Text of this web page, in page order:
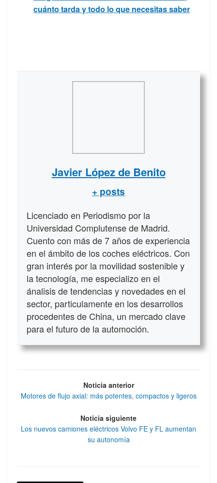
cuánto tarda y todo lo que necesitas saber
Javier López de Benito
+ posts
Licenciado en Periodismo por la
Universidad Complutense de Madrid.
Cuento con más de 7 años de experiencia
en el ámbito de los coches eléctricos. Con
gran interés por la movilidad sostenible y
la tecnología, me especializo en el
ánalisis de tendencias y novedades en el
sector, particulamente en los desarrollos
procedentes de China, un mercado clave
para el futuro de la automoción.
Noticia anterior
Motores de flujo axial: más potentes, compactos y ligeros
Noticia siguiente
Los nuevos camiones eléctricos Volvo FE y FL aumentan
su autonomía